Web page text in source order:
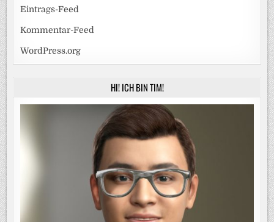
Eintrags-Feed
Kommentar-Feed
WordPress.org
HI! ICH BIN TIM!